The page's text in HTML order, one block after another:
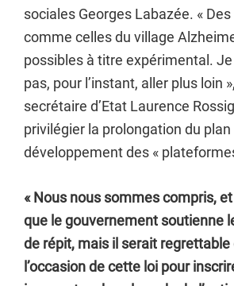
sociales Georges Labazée. «
comme celles du village
possibles à titre expérimental.
pas, pour l’instant, aller plus loin
secrétaire d’Etat Laurence
privilégier la prolongation du plan
développement des «
« Nous nous sommes compris,
que le gouvernement soutienne
de répit, mais il serait regrettable
l’occasion de cette loi pour